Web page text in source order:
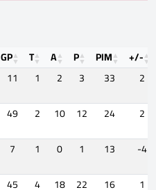
GP T A P PIM
+/-
11 1 2 3 33
2
49 2 10 12 24
2
7 1 0 1 13
-4
45 4 18 22 16
1